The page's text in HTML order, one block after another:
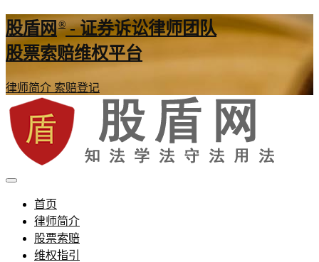
股盾网®- 证券诉讼律师团队
股票索赔维权平台
律师简介 索赔登记
股盾网
证券股票维权网
首页
律师简介
股票索赔
维权指引